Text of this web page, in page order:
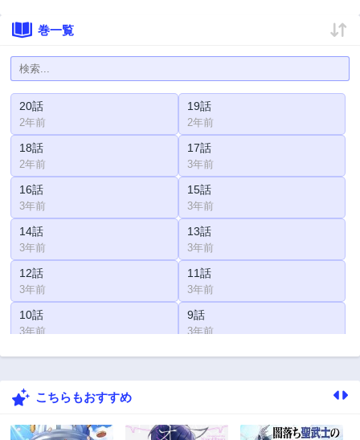
巻一覧
20話
2年前
19話
2年前
18話
2年前
17話
3年前
16話
3年前
15話
3年前
14話
3年前
13話
3年前
12話
3年前
11話
3年前
10話
3年前
9話
3年前
8話 7話
6話こちらもおすすめ